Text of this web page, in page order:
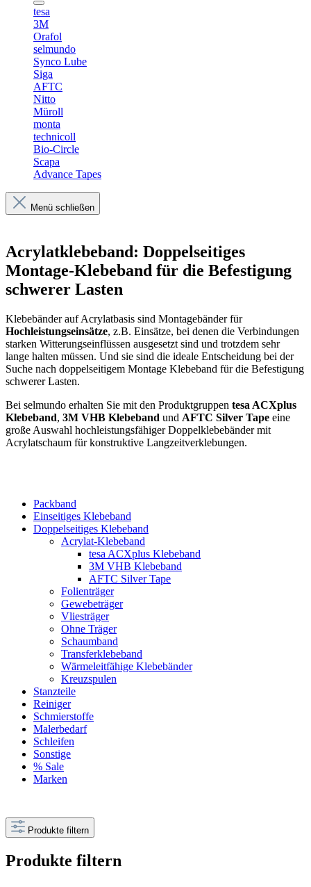
tesa
3M
Orafol
selmundo
Synco Lube
Siga
AFTC
Nitto
Müroll
monta
technicoll
Bio-Circle
Scapa
Advance Tapes
Menü schließen
Acrylatklebeband: Doppelseitiges
Montage-Klebeband für die Befestigung
schwerer Lasten
Klebebänder auf Acrylatbasis sind Montagebänder für
Hochleistungseinsätze, z.B. Einsätze, bei denen die Verbindungen
starken Witterungseinflüssen ausgesetzt sind und trotzdem sehr
lange halten müssen. Und sie sind die ideale Entscheidung bei der
Suche nach doppelseitigem Montage Klebeband für die Befestigung
schwerer Lasten.
Bei selmundo erhalten Sie mit den Produktgruppen tesa ACXplus
Klebeband, 3M VHB Klebeband und AFTC Silver Tape eine
große Auswahl hochleistungsfähiger Doppelklebebänder mit
Acrylatschaum für konstruktive Langzeitverklebungen.
Packband
Einseitiges Klebeband
Doppelseitiges Klebeband
Acrylat-Klebeband
tesa ACXplus Klebeband
3M VHB Klebeband
AFTC Silver Tape
Folienträger
Gewebeträger
Vliesträger
Ohne Träger
Schaumband
Transferklebeband
Wärmeleitfähige Klebebänder
Kreuzspulen
Stanzteile
Reiniger
Schmierstoffe
Malerbedarf
Schleifen
Sonstige
% Sale
Marken
Produkte filtern
Produkte filtern